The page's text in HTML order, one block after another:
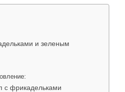
и зеленым
с фрикадельками